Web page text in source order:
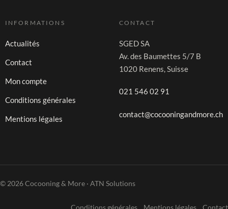
INFORMATIONS
Actualités
Contact
Mon compte
Conditions générales
Mentions légales
CONTACT
SGED SA
Av. des Baumettes 5/7 B
1020 Renens, Suisse
021 546 02 91
contact@cocooningandmore.ch
© 2026 Cocooning & More · ATN Solutions
Conditions générales Mentions légales Contact